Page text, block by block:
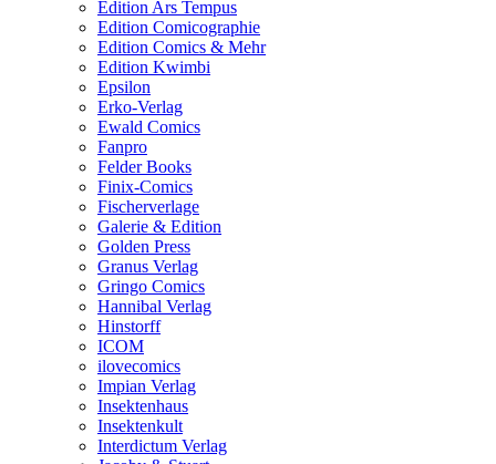
Edition Ars Tempus
Edition Comicographie
Edition Comics & Mehr
Edition Kwimbi
Epsilon
Erko-Verlag
Ewald Comics
Fanpro
Felder Books
Finix-Comics
Fischerverlage
Galerie & Edition
Golden Press
Granus Verlag
Gringo Comics
Hannibal Verlag
Hinstorff
ICOM
ilovecomics
Impian Verlag
Insektenhaus
Insektenkult
Interdictum Verlag